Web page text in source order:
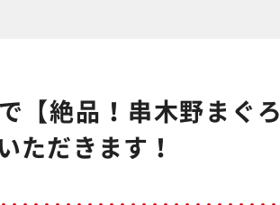
【絶品！串木野まぐろ
ただきます！